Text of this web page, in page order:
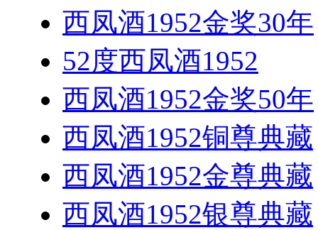
西凤酒1952金奖30年
52度西凤酒1952
西凤酒1952金奖50年
西凤酒1952铜尊典藏
西凤酒1952金尊典藏
西凤酒1952银尊典藏